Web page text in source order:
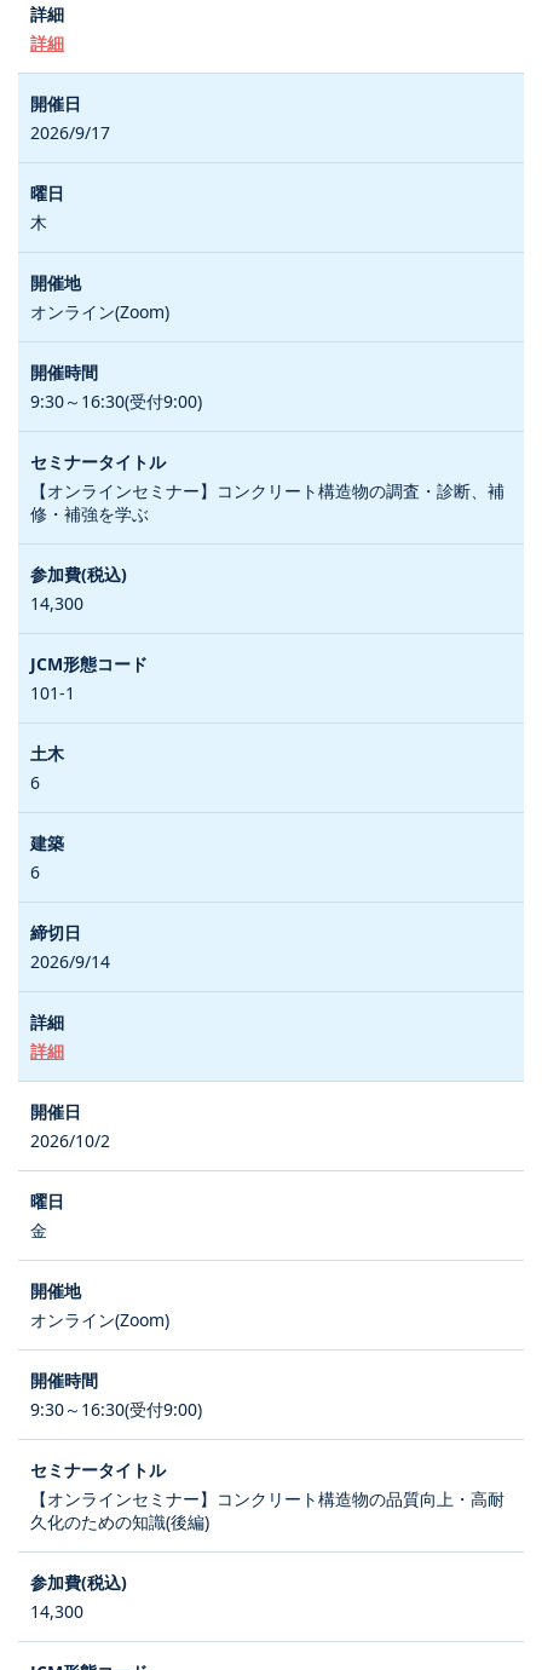
詳細
2026/9/17
木
オンライン(Zoom)
9:30～16:30(受付9:00)
【オンラインセミナー】コンクリート構造物の調査・診断、補
修・補強を学ぶ
14,300
101-1
6
6
2026/9/14
詳細
2026/10/2
金
オンライン(Zoom)
9:30～16:30(受付9:00)
【オンラインセミナー】コンクリート構造物の品質向上・高耐
久化のための知識(後編)
14,300